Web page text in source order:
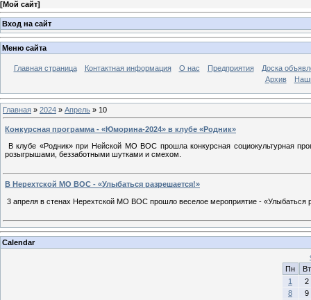
[Мой сайт]
Вход на сайт
Меню сайта
Главная страница Контактная информация О нас Предприятия
Доска
Архив
Главная » 2024 » Апрель » 10
Конкурсная программа - «Юморина-2024» в клубе «Родник»
В клубе «Родник» при Нейской МО ВОС прошла конкурсная социокультурная
розыгрышами, беззаботными шутками и смехом.
В Нерехтской МО ВОС - «Улыбаться разрешается!»
3 апреля в стенах Нерехтской МО ВОС прошло веселое мероприятие - «Улыбаться
Calendar
Пн
Вт
1
2
8
9